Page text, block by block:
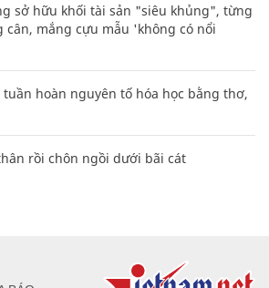
sở hữu khối tài sản "siêu khủng", từng
cân, mắng cựu mẫu 'không có nổi
tuần hoàn nguyên tố hóa học bằng thơ,
rồi chôn ngồi dưới bãi cát